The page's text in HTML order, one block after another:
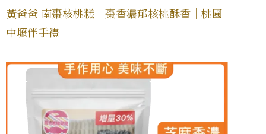
黃爸爸 南棗核桃糕｜棗香濃郁核桃酥香｜桃園
中壢伴手禮